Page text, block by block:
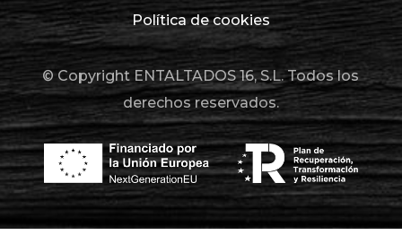
Política de cookies
© Copyright ENTALTADOS 16, S.L. Todos los
derechos reservados.